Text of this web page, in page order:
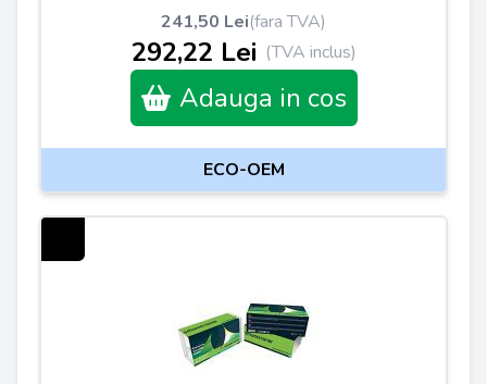
241,50 Lei(fara TVA)
292,22 Lei (TVA inclus)
Adauga in cos
ECO-OEM